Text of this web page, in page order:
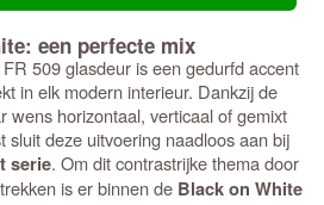
een perfecte mix
509 glasdeur is een gedurfd accent
in elk modern interieur. Dankzij de
wens horizontaal, verticaal of gemixt
sluit deze uitvoering naadloos aan bij
serie. Om dit contrastrijke thema door
is er binnen de Black on White